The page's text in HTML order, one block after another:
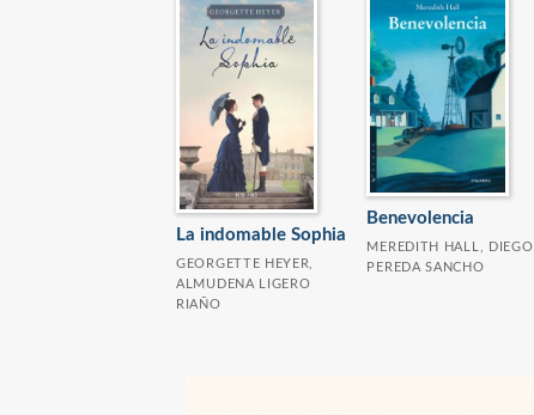
La indomable Sophia
GEORGETTE HEYER,
ALMUDENA LIGERO
RIAÑO
Benevolencia
MEREDITH HALL, DIEGO
PEREDA SANCHO